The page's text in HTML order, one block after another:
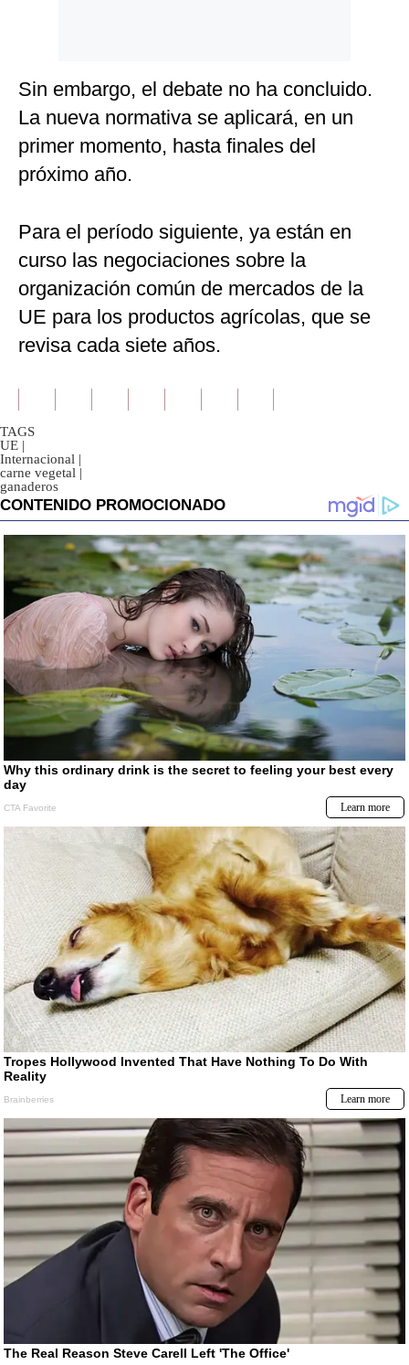
Sin embargo, el debate no ha concluido.
La nueva normativa se aplicará, en un
primer momento, hasta finales del
próximo año.
Para el período siguiente, ya están en
curso las negociaciones sobre la
organización común de mercados de la
UE para los productos agrícolas, que se
revisa cada siete años.
TAGS
UE |
Internacional |
carne vegetal |
ganaderos